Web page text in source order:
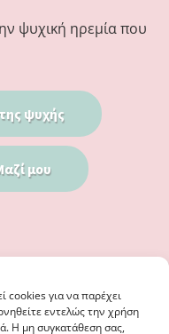
cookies για να παρέχει
εντελώς την χρήση
Η μη συγκατάθεση σας,
ψυχική ηρεμία που
ψυχής
μου